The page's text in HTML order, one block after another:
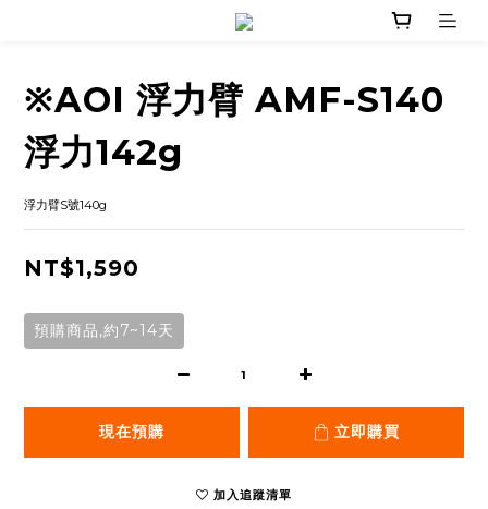
※AOI 浮力臂 AMF-S140
浮力142g
浮力臂S號140g
NT$1,590
預購商品,約7~14天
現在預購 立即購買
加入追蹤清單